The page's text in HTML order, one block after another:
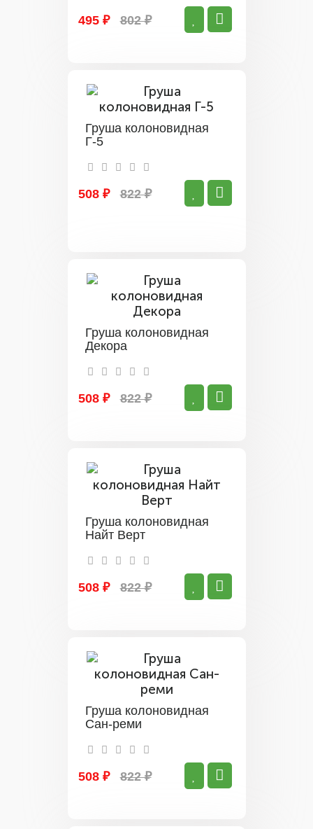
495 ₽ 802 ₽
Груша колоновидная
Г-5
508 ₽ 822 ₽
Груша колоновидная
Декора
508 ₽ 822 ₽
Груша колоновидная
Найт Верт
508 ₽ 822 ₽
Груша колоновидная
Сан-реми
508 ₽ 822 ₽